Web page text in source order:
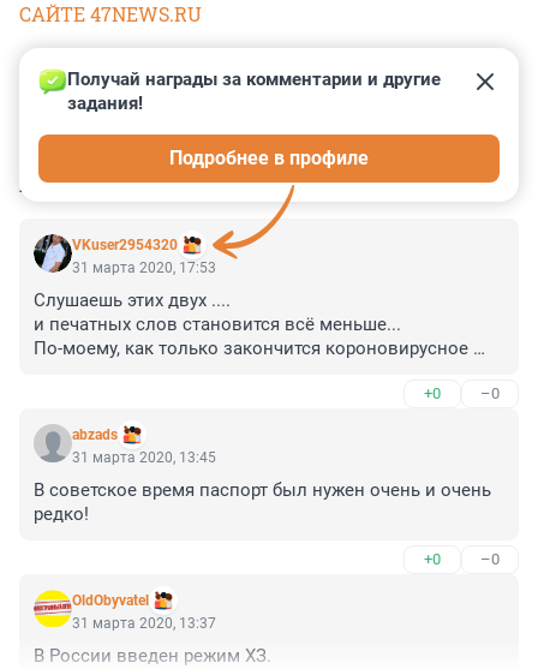
САЙТЕ 47NEWS.RU
КОММЕНТАРИИ 57
VKuser2954320
Получай награды за комментарии и другие
задания!
Подробнее в профиле
31 марта 2020, 17:53
Слушаешь этих двух ....
и печатных слов становится всё меньше...
По-моему, как только закончится короновирусное
+0 –0
abzads
31 марта 2020, 13:45
В советское время паспорт был нужен очень и очень
редко!
+0 –0
OldObyvatel
31 марта 2020, 13:37
В России введен режим ХЗ.